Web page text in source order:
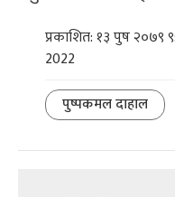
प्रकाशित: १३ पुष २०७९
2022
पुष्पकमल दाहाल